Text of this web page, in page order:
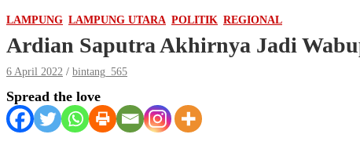
LAMPUNG LAMPUNG UTARA POLITIK REGIONAL
Ardian Saputra Akhirnya Jadi
6 April 2022 bintang_565
Spread the love